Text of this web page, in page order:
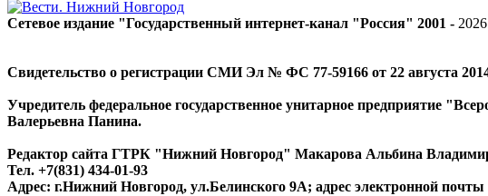
Сетевое издание "Государственный интернет-канал "Россия" 2001 - 2026
Свидетельство о регистрации СМИ Эл № ФС 77-59166 от 22 августа
Учредитель федеральное государственное унитарное предприятие
Валерьевна Панина.
Редактор сайта ГТРК "Нижний Новгород" Макарова Альбина
Тел. +7(831) 434-01-93
Адрес: г.Нижний Новгород, ул.Белинского 9А; адрес электронной почты